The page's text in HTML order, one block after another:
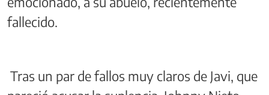
fallecido.
Tras un par de fallos muy claros de Javi, que